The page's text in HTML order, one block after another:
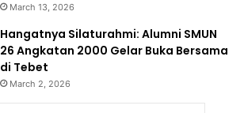
March 13, 2026
Hangatnya Silaturahmi: Alumni SMUN
26 Angkatan 2000 Gelar Buka Bersama
di Tebet
March 2, 2026